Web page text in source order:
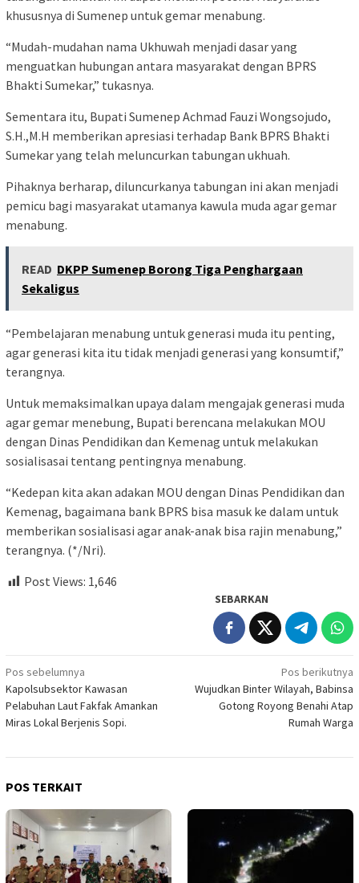
khususnya di Sumenep untuk gemar menabung.
“Mudah-mudahan nama Ukhuwah menjadi dasar yang
menguatkan hubungan antara masyarakat dengan BPRS
Bhakti Sumekar,” tukasnya.
Sementara itu, Bupati Sumenep Achmad Fauzi Wongsojudo,
S.H.,M.H memberikan apresiasi terhadap Bank BPRS Bhakti
Sumekar yang telah meluncurkan tabungan ukhuah.
Pihaknya berharap, diluncurkanya tabungan ini akan menjadi
pemicu bagi masyarakat utamanya kawula muda agar gemar
menabung.
READ DKPP Sumenep Borong Tiga Penghargaan
Sekaligus
“Pembelajaran menabung untuk generasi muda itu penting,
agar generasi kita itu tidak menjadi generasi yang konsumtif,”
terangnya.
Untuk memaksimalkan upaya dalam mengajak generasi muda
agar gemar menebung, Bupati berencana melakukan MOU
dengan Dinas Pendidikan dan Kemenag untuk melakukan
sosialisasai tentang pentingnya menabung.
“Kedepan kita akan adakan MOU dengan Dinas Pendidikan dan
Kemenag, bagaimana bank BPRS bisa masuk ke dalam untuk
memberikan sosialisasi agar anak-anak bisa rajin menabung,”
terangnya. (*/Nri).
Post Views: 1,646
SEBARKAN
Navigasi
pos
Pos sebelumnya
Kapolsubsektor Kawasan
Pelabuhan Laut Fakfak Amankan
Miras Lokal Berjenis Sopi.
Pos berikutnya
Wujudkan Binter Wilayah, Babinsa
Gotong Royong Benahi Atap
Rumah Warga
POS TERKAIT